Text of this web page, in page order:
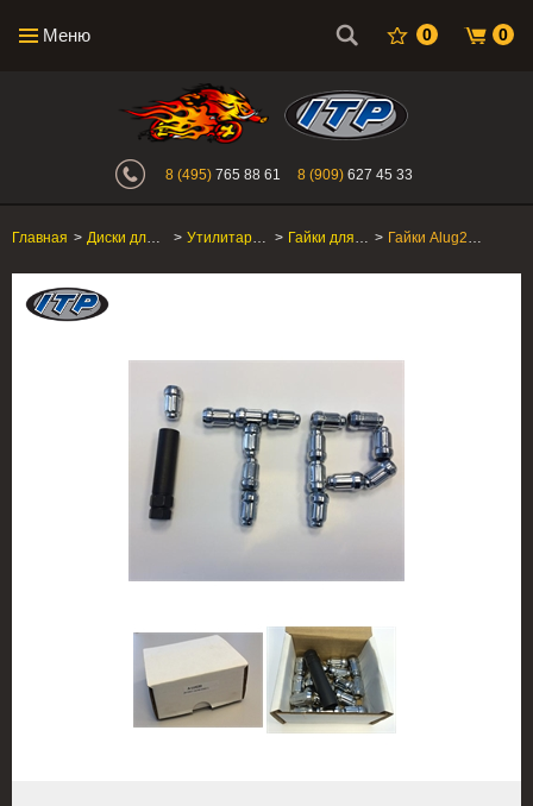
Меню 0 0
Интернет-магазин "Поросенок".
8 (495) 765 88 61 8 (909) 627 45 33
Главная > Диски для квадроцикла > Утилитарные ATV/SxS > Гайки для дисков > Гайки Alug20BX, комплект 16шт + ключ